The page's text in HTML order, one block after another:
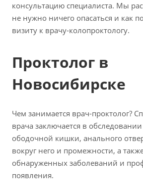
консультацию специалиста. Мы
не нужно ничего опасаться и как
визиту к врачу-колопроктологу.
Проктолог в
Новосибирске
Чем занимается врач-проктолог?
врача заключается в
ободочной кишки, анального
вокруг него и промежности, а
обнаруженных заболеваний и
появления.